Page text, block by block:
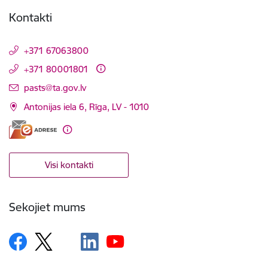
Kontakti
+371 67063800
+371 80001801
E-pasts:
pasts@ta.gov.lv
Antonijas iela 6, Rīga, LV - 1010
Visi kontakti
Sekojiet mums